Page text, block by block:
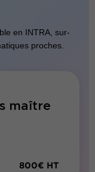
en INTRA, sur-
proches.
maître
800€ HT